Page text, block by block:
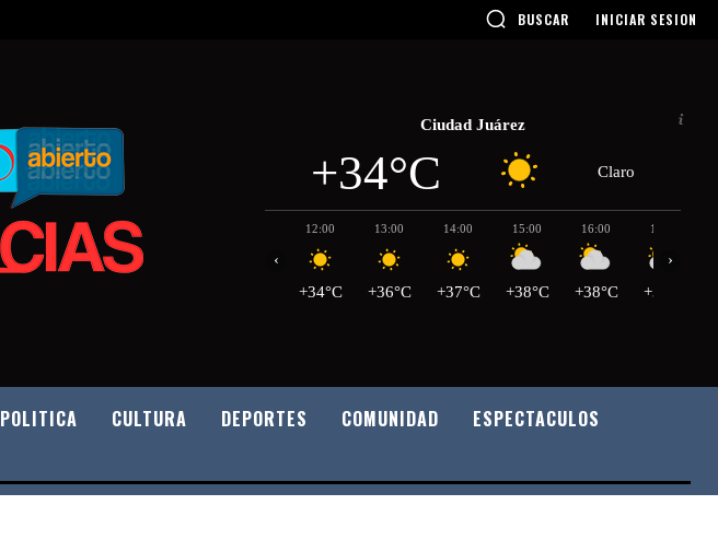
BUSCAR INICIAR SESION
Ciudad Juárez
+34°C Claro
12:00
+34°C
13:00
+36°C
14:00
+37°C
15:00
+38°C
16:00
+38°C
17:00
+39°C
‹ ›
POLITICA CULTURA DEPORTES COMUNIDAD
ESPECTACULOS